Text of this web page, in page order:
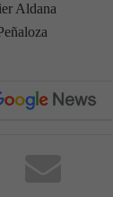
Aldana